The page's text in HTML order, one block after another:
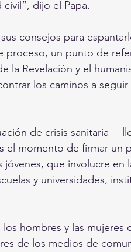
dijo el Papa.
consejos para
proceso, un punto de
la Revelación y el
los caminos a seguir
de crisis sanitaria
el momento de firmar un
que involucre en
y universidades,
hombres y las mujeres
de los medios de